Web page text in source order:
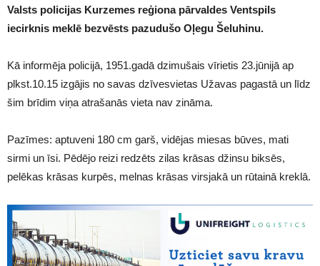
Valsts policijas Kurzemes reģiona pārvaldes Ventspils
iecirknis meklē bezvēsts pazudušo Oļegu Šeluhinu.
Kā informēja policijā, 1951.gadā dzimušais vīrietis 23.jūnijā ap
plkst.10.15 izgājis no savas dzīvesvietas Užavas pagastā un līdz
šim brīdim viņa atrašanās vieta nav zināma.
Pazīmes: aptuveni 180 cm garš, vidējas miesas būves, mati
sirmi un īsi. Pēdējo reizi redzēts zilas krāsas džinsu biksēs,
pelēkas krāsas kurpēs, melnas krāsas virsjakā un rūtainā kreklā.